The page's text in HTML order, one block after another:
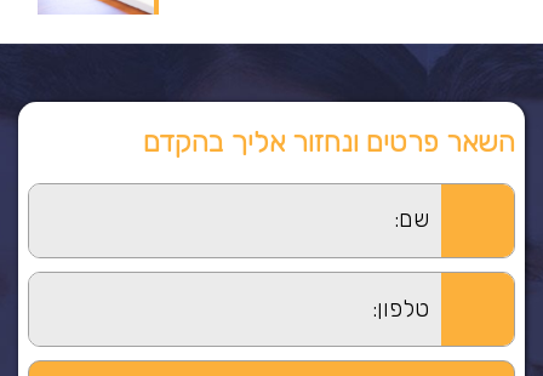
השאר פרטים ונחזור אליך בהקדם